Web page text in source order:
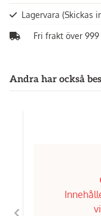
Lagervara (Skickas
Fri frakt över
Andra har också